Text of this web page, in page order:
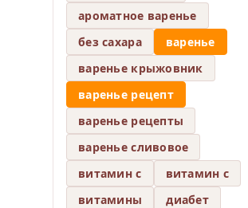
ароматное варенье
без сахара
варенье
варенье крыжовник
варенье рецепт
варенье рецепты
варенье сливовое
витамин c
витамин с
витамины
диабет